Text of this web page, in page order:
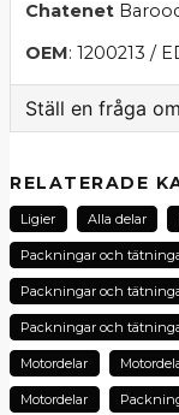
Chatenet
OEM: 1200213 /
Ställ en fråga
Fråga oss om
name
Namn
email
E-postadress
RELATERADE
Ligier Alla delar
Packningar och
Packningar och
Packningar och
Motordelar
Motordelar